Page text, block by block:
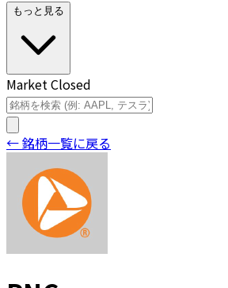
もっと見る
Market Closed
← 銘柄一覧に戻る